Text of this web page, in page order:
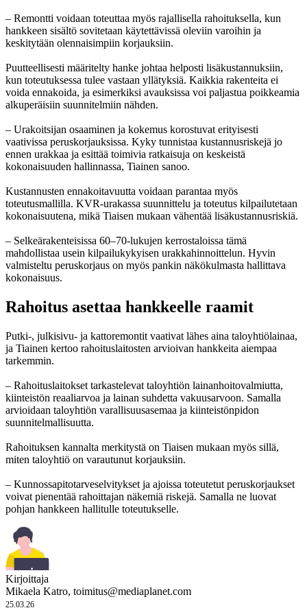
– Remontti voidaan toteuttaa myös rajallisella rahoituksella, kun
hankkeen sisältö sovitetaan käytettävissä oleviin varoihin ja
keskitytään olennaisimpiin korjauksiin.
Puutteellisesti määritelty hanke johtaa helposti lisäkustannuksiin,
kun toteutuksessa tulee vastaan yllätyksiä. Kaikkia rakenteita ei
voida ennakoida, ja esimerkiksi avauksissa voi paljastua poikkeamia
alkuperäisiin suunnitelmiin nähden.
– Urakoitsijan osaaminen ja kokemus korostuvat erityisesti
vaativissa peruskorjauksissa. Kyky tunnistaa kustannusriskejä jo
ennen urakkaa ja esittää toimivia ratkaisuja on keskeistä
kokonaisuuden hallinnassa, Tiainen sanoo.
Kustannusten ennakoitavuutta voidaan parantaa myös
toteutusmallilla. KVR-urakassa suunnittelu ja toteutus kilpailutetaan
kokonaisuutena, mikä Tiaisen mukaan vähentää lisäkustannusriskiä.
– Selkeärakenteisissa 60–70-lukujen kerrostaloissa tämä
mahdollistaa usein kilpailukykyisen urakkahinnoittelun. Hyvin
valmisteltu peruskorjaus on myös pankin näkökulmasta hallittava
kokonaisuus.
Rahoitus asettaa hankkeelle raamit
Putki-, julkisivu- ja kattoremontit vaativat lähes aina taloyhtiölainaa,
ja Tiainen kertoo rahoituslaitosten arvioivan hankkeita aiempaa
tarkemmin.
– Rahoituslaitokset tarkastelevat taloyhtiön lainanhoitovalmiutta,
kiinteistön reaaliarvoa ja lainan suhdetta vakuusarvoon. Samalla
arvioidaan taloyhtiön varallisuusasemaa ja kiinteistönpidon
suunnitelmallisuutta.
Rahoituksen kannalta merkitystä on Tiaisen mukaan myös sillä,
miten taloyhtiö on varautunut korjauksiin.
– Kunnossapitotarveselvitykset ja ajoissa toteutetut peruskorjaukset
voivat pienentää rahoittajan näkemiä riskejä. Samalla ne luovat
pohjan hankkeen hallitulle toteutukselle.
Kirjoittaja
Mikaela Katro, toimitus@mediaplanet.com
25.03.26